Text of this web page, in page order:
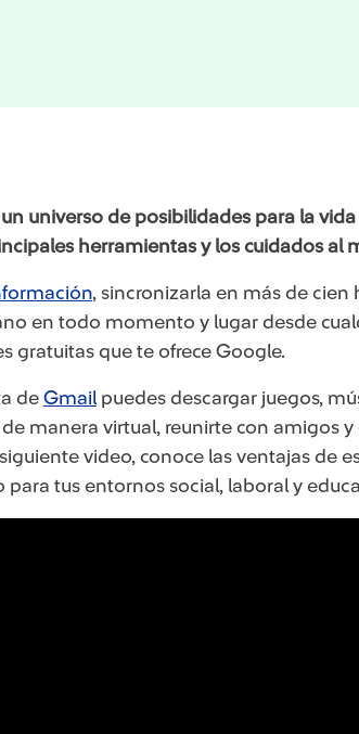
universo de posibilidades para la
herramientas y los cuidados al
, sincronizarla en más de
en todo momento y lugar desde
gratuitas que te ofrece Google.
de Gmail puedes descargar juegos,
manera virtual, reunirte con amigos
video, conoce las ventajas de
para tus entornos social, laboral y